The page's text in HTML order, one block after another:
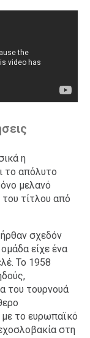
η
το απόλυτο
μελανό
του τίτλου από
σχεδόν
είχε ένα
Το 1958
του τουρνουά
με το ευρωπαϊκό
στη